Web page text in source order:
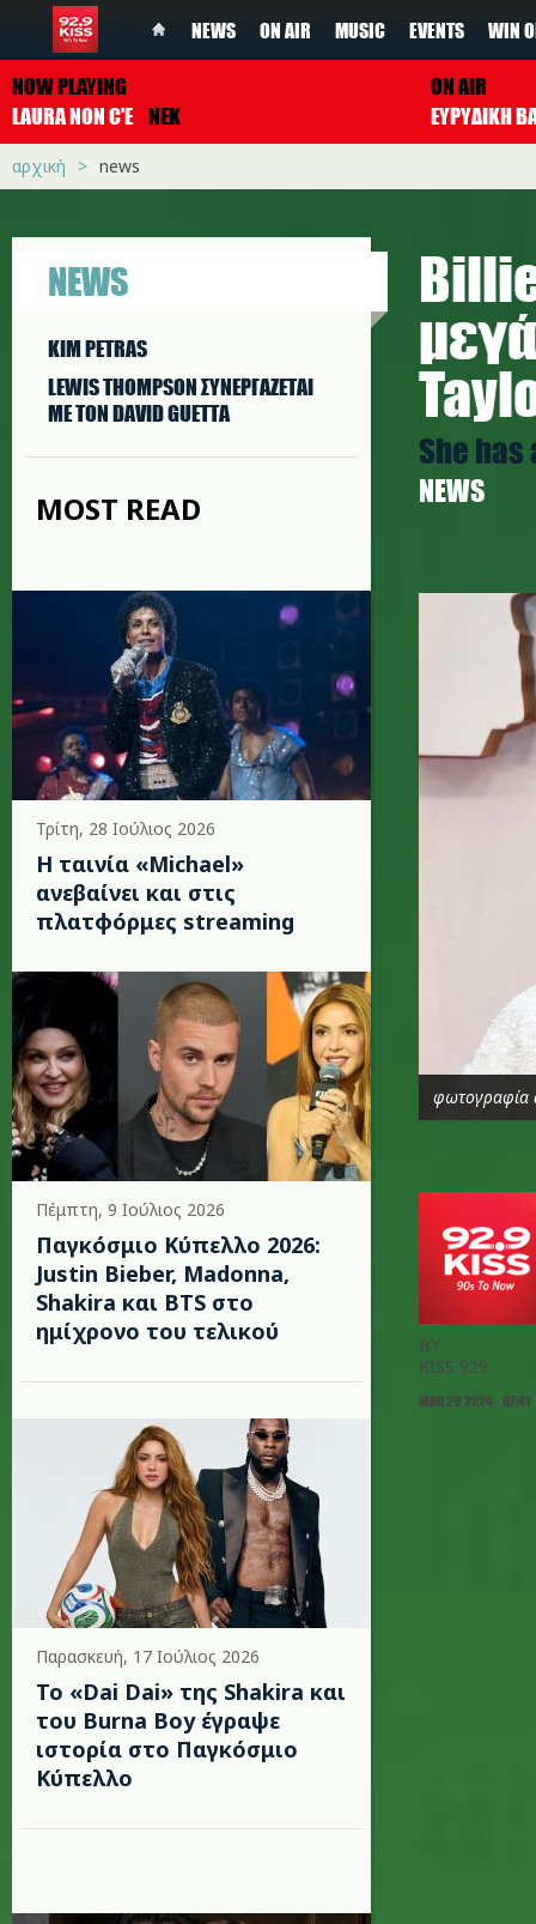
NEWS ON AIR MUSIC EVENTS WIN
NOW PLAYING
LAURA NON C'E NEK
ON AIR
ΕΥΡΥΔΙΚΗ
αρχική news
NEWS
KIM PETRAS
LEWIS THOMPSON ΣΥΝΕΡΓAΖΕΤΑΙ
ΜΕ ΤΟΝ DAVID GUETTA
MOST READ
Τρίτη, 28 Ιούλιος 2026
Η ταινία «Michael»
ανεβαίνει και στις
πλατφόρμες streaming
Πέμπτη, 9 Ιούλιος 2026
Παγκόσμιο Κύπελλο 2026:
Justin Bieber, Madonna,
Shakira και BTS στο
ημίχρονο του τελικού
Παρασκευή, 17 Ιούλιος 2026
To «Dai Dai» της Shakira και
του Burna Boy έγραψε
ιστορία στο Παγκόσμιο
Κύπελλο
She has
NEWS
b.jpg
φωτογραφία
BY
KISS 929
MAR 29 2024 - 07:41